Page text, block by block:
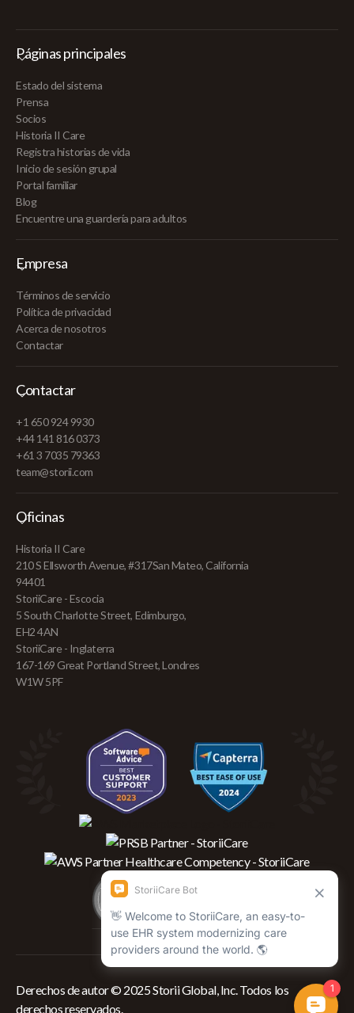
Páginas principales
Estado del sistema
Prensa
Socios
Historia II Care
Registra historias de vida
Inicio de sesión grupal
Portal familiar
Blog
Encuentre una guardería para adultos
Empresa
Términos de servicio
Política de privacidad
Acerca de nosotros
Contactar
Contactar
+1 650 924 9930
+44 141 816 0373
+61 3 7035 79363
team@storii.com
Oficinas
Historia II Care
210 S Ellsworth Avenue, #317San Mateo, California
94401
StoriiCare - Escocia
5 South Charlotte Street, Edimburgo,
EH2 4AN
StoriiCare - Inglaterra
167-169 Great Portland Street, Londres
W1W 5PF
Derechos de autor © 2025 Storii Global, Inc. Todos los
derechos reservados.